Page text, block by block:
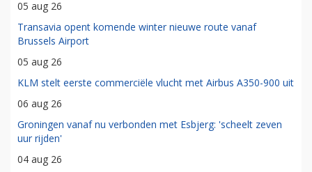
05 aug 26
Transavia opent komende winter nieuwe route vanaf
Brussels Airport
05 aug 26
KLM stelt eerste commerciële vlucht met Airbus A350-900 uit
06 aug 26
Groningen vanaf nu verbonden met Esbjerg: 'scheelt zeven
uur rijden'
04 aug 26